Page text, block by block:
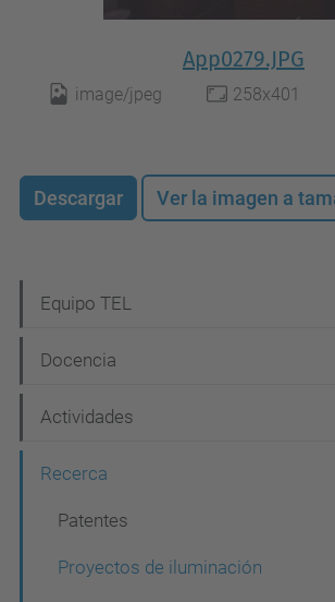
App0279.JPG
image/jpeg 258x401
Descargar Ver la imagen a
a
v
g
Equipo TEL
Docencia
Actividades
Recerca
Patentes
Proyectos de iluminación